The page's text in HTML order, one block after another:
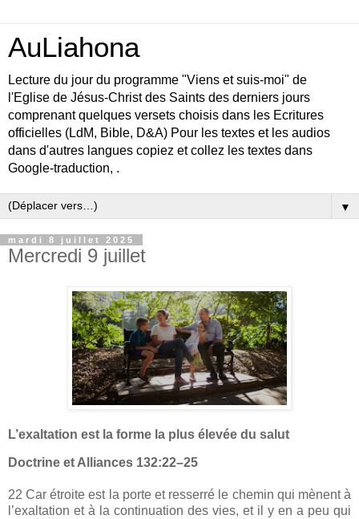
AuLiahona
Lecture du jour du programme "Viens et suis-moi" de
l'Eglise de Jésus-Christ des Saints des derniers jours
comprenant quelques versets choisis dans les Ecritures
officielles (LdM, Bible, D&A) Pour les textes et les audios
dans d'autres langues copiez et collez les textes dans
Google-traduction, .
▼
mardi 8 juillet 2025
Mercredi 9 juillet
L’exaltation est la forme la plus élevée du salut
Doctrine et Alliances 132:22–25
22 Car étroite est la porte et resserré le chemin qui mènent à
l’exaltation et à la continuation des vies, et il y en a peu qui